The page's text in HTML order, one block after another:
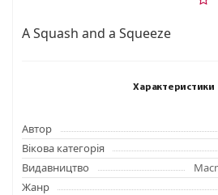
A Squash and a Squeeze
Характеристики
Автор
Вікова категорія
Видавництво
Жанр